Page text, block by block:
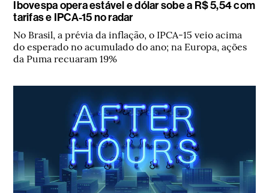
Ibovespa opera estável e dólar sobe a R$ 5,54 com
tarifas e IPCA-15 no radar
No Brasil, a prévia da inflação, o IPCA-15 veio acima
do esperado no acumulado do ano; na Europa, ações
da Puma recuaram 19%